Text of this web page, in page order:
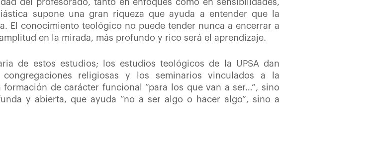
del profesorado, tanto en enfoques como en sensibilidades,
supone una gran riqueza que ayuda a entender que la
El conocimiento teológico no puede tender nunca a encerrar a
en la mirada, más profundo y rico será el aprendizaje.
de estos estudios; los estudios teológicos de la UPSA dan
religiosas y los seminarios vinculados a la
de carácter funcional “para los que van a ser…”, sino
y abierta, que ayuda “no a ser algo o hacer algo”, sino a